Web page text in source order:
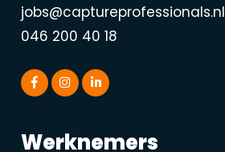
jobs@captureprofessionals.nl
046 200 40 18
Werknemers